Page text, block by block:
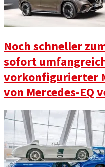
Noch schneller
sofort
vorkonfigurierter
von Mercedes-EQ